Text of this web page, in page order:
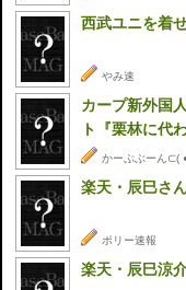
西武ユニを着
やみ速
カープ新外国
ト『栗林に代
かーぷぶーん
楽天・辰巳さ
ポリー速報
楽天・辰巳涼